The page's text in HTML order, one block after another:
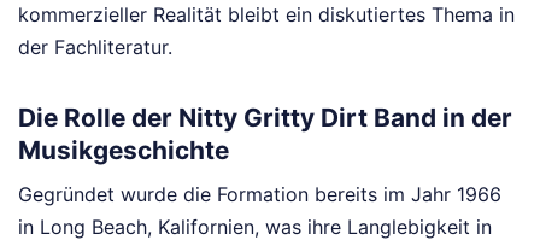
kommerzieller Realität bleibt ein diskutiertes Thema in
der Fachliteratur.
Die Rolle der Nitty Gritty Dirt Band in der
Musikgeschichte
Gegründet wurde die Formation bereits im Jahr 1966
in Long Beach, Kalifornien, was ihre Langlebigkeit in